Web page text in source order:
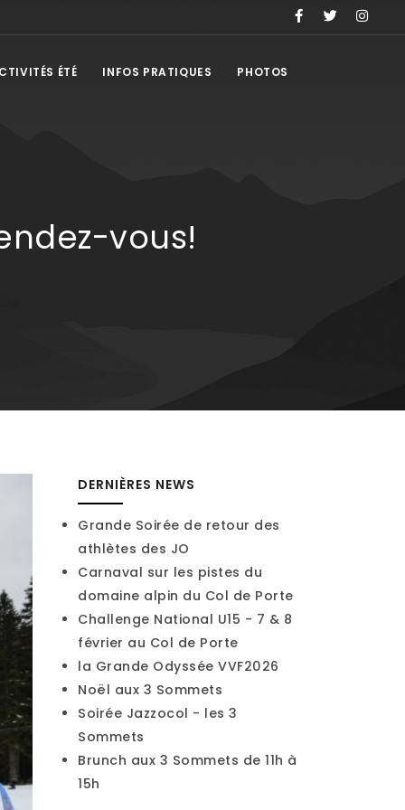
ÉTÉ INFOS PRATIQUES PHOTOS
vous!
DERNIÈRES NEWS
Grande Soirée de retour des
athlètes des JO
Carnaval sur les pistes du
domaine alpin du Col de Porte
Challenge National U15 - 7 & 8
février au Col de Porte
la Grande Odyssée VVF2026
Noël aux 3 Sommets
Soirée Jazzocol - les 3
Sommets
Brunch aux 3 Sommets de 11h à
15h